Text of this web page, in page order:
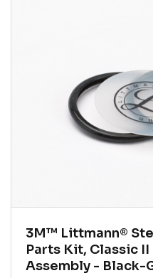
3M™ Littmann®
Parts Kit, Classic
Assembly - Black-